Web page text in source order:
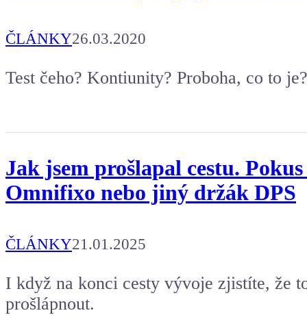
ČLÁNKY26.03.2020
Test čeho? Kontiunity? Proboha, co to
Jak jsem prošlapal cestu.
Omnifixo nebo jiný držák DPS
ČLÁNKY21.01.2025
I když na konci cesty vývoje zjistíte, že
prošlápnout.